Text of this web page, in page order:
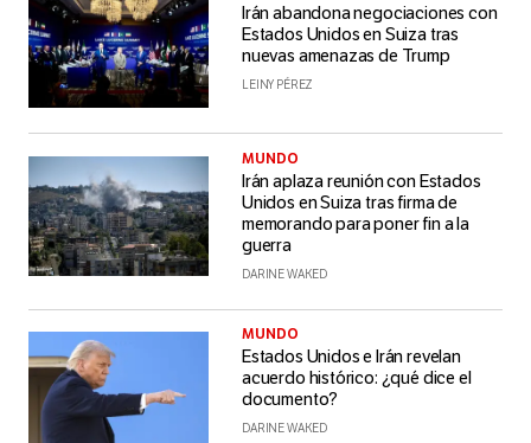
Irán abandona negociaciones con
Estados Unidos en Suiza tras
nuevas amenazas de Trump
LEINY PÉREZ
MUNDO
Irán aplaza reunión con Estados
Unidos en Suiza tras firma de
memorando para poner fin a la
guerra
DARINE WAKED
MUNDO
Estados Unidos e Irán revelan
acuerdo histórico: ¿qué dice el
documento?
DARINE WAKED